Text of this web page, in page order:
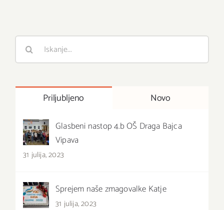
Priljubljeno Novo
Glasbeni nastop 4.b OŠ Draga Bajca
Vipava
31 julija, 2023
Sprejem naše zmagovalke Katje
31 julija, 2023